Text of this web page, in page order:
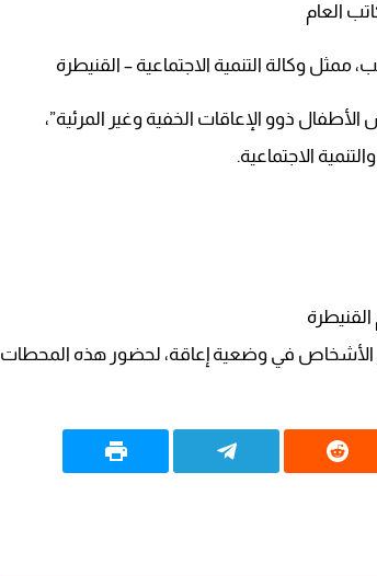
ممثل وكالة التنمية الاجتماعية – القنيطرة
ذوو الإعاقات الخفية وغير المرئية”،
الاجتماعية.
الأشخاص في وضعية إعاقة، لحضور هذه المحطات